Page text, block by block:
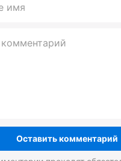
Оставить комментарий